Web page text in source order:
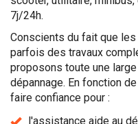
7j/24h.
Conscients du fait que
parfois des travaux
proposons toute une
dépannage. En fonction
faire confiance pour :
l'assistance aide au